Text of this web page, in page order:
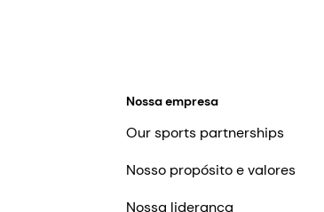
Nossa empresa
Our sports partnerships
Nosso propósito e valores
Nossa liderança